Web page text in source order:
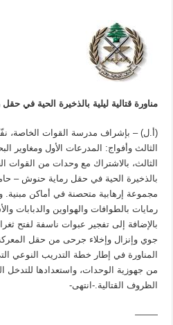
مناورة قتالية ليلية بالذخيرة الحية في
(أ.ل) – بإشراف مدرسة القوات الخاصة،
الثالث وأفواج: المدرعات الأول ومغاوير
الثالث، بالاشتراك مع وحدات من القوات
بالذخيرة الحية في حقل رماية حنوش –
مجموعة إرهابية متحصنة في أماكن مبنية.
رمايات بالطوافات والهواوين والدبابات
بالإضافة إلى تفجير عبوات ناسفة لفتح
جوي وإنزال وإخلاء جرحى من حقل
المناورة في إطار خطة التدريب النوعي
من جهوزية الوحدات، واستعدادها
الظروف القتالية.-انتهى-
——–